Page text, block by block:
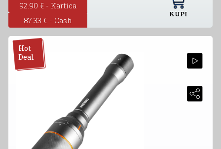
92.90 € - Kartica
87.33 € - Cash
KUPI
Hot
Deal